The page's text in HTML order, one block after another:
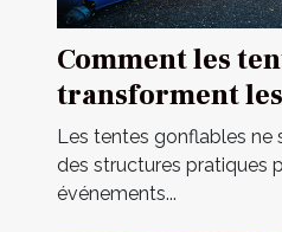
Comment les
transforment
en spectacles
Les tentes gonflables ne
des structures pratiques
événements...